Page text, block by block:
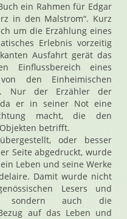
ein Rahmen für Edgar
in den Malstrom“. Kurz
um die Erzählung eines
Erlebnis vorzeitig
Ausfahrt gerät das
Einflussbereich eines
den Einheimischen
Nur der Erzähler der
da er in seiner Not eine
macht, die den
betrifft.
oder besser
Seite abgedruckt, wurde
Leben und seine Werke
Damit wurde nicht
Lesers und
sondern auch die
auf das Leben und